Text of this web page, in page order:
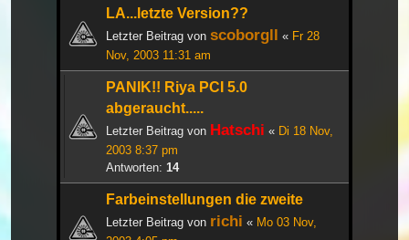
LA...letzte Version??
Letzter Beitrag von scoborgll « Fr 28
Nov, 2003 11:31 am
PANIK!! Riya PCI 5.0
abgeraucht.....
Letzter Beitrag von Hatschi « Di 18 Nov,
2003 8:37 pm
Antworten: 14
Farbeinstellungen die zweite
Letzter Beitrag von richi « Mo 03 Nov,